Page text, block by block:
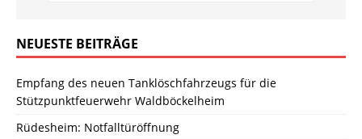
NEUESTE BEITRÄGE
Empfang des neuen Tanklöschfahrzeugs für die
Stützpunktfeuerwehr Waldböckelheim
Rüdesheim: Notfalltüröffnung